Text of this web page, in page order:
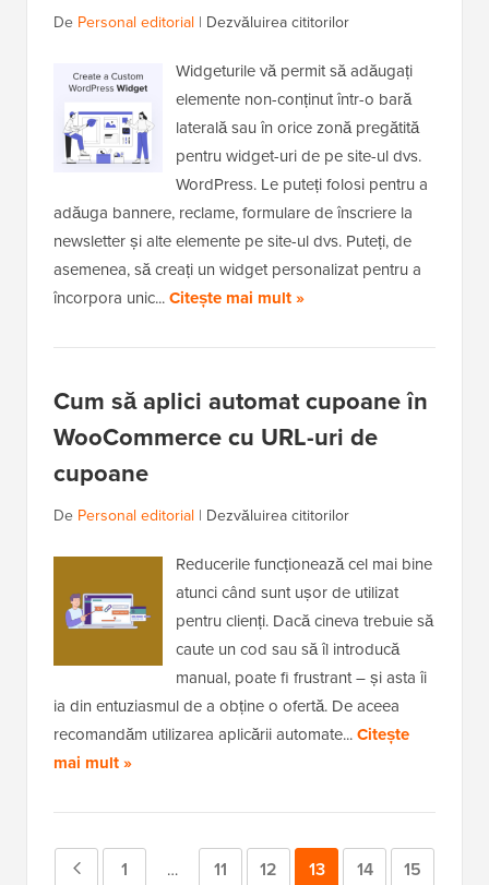
De Personal editorial | Dezvăluirea cititorilor
Widgeturile vă permit să adăugați
elemente non-conținut într-o bară
laterală sau în orice zonă pregătită
pentru widget-uri de pe site-ul dvs.
WordPress. Le puteți folosi pentru a
adăuga bannere, reclame, formulare de înscriere la
newsletter și alte elemente pe site-ul dvs. Puteți, de
asemenea, să creați un widget personalizat pentru a
încorpora unic...Citește mai mult »
Cum să aplici automat cupoane în
WooCommerce cu URL-uri de
cupoane
De Personal editorial | Dezvăluirea cititorilor
Reducerile funcționează cel mai bine
atunci când sunt ușor de utilizat
pentru clienți. Dacă cineva trebuie să
caute un cod sau să îl introducă
manual, poate fi frustrant – și asta îi
ia din entuziasmul de a obține o ofertă. De aceea
recomandăm utilizarea aplicării automate...Citește
mai mult »
PaginaPagina
1
Pagini
… Pagina
11 Pagina
12 Pagina
13 Pagina
14 Pagina
15